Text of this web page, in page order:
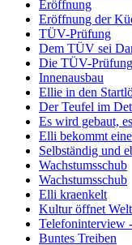
Eröffnung
Eröffnung der
TÜV-Prüfung
Dem TÜV sei
Die TÜV-Prüfung
Innenausbau
Ellie in den
Der Teufel im
Es wird gebaut,
Elli bekommt
Selbständig und
Wachstumsschub
Wachstumsschub
Elli kraenkelt
Kultur öffnet
Telefoninterview
Buntes Treiben